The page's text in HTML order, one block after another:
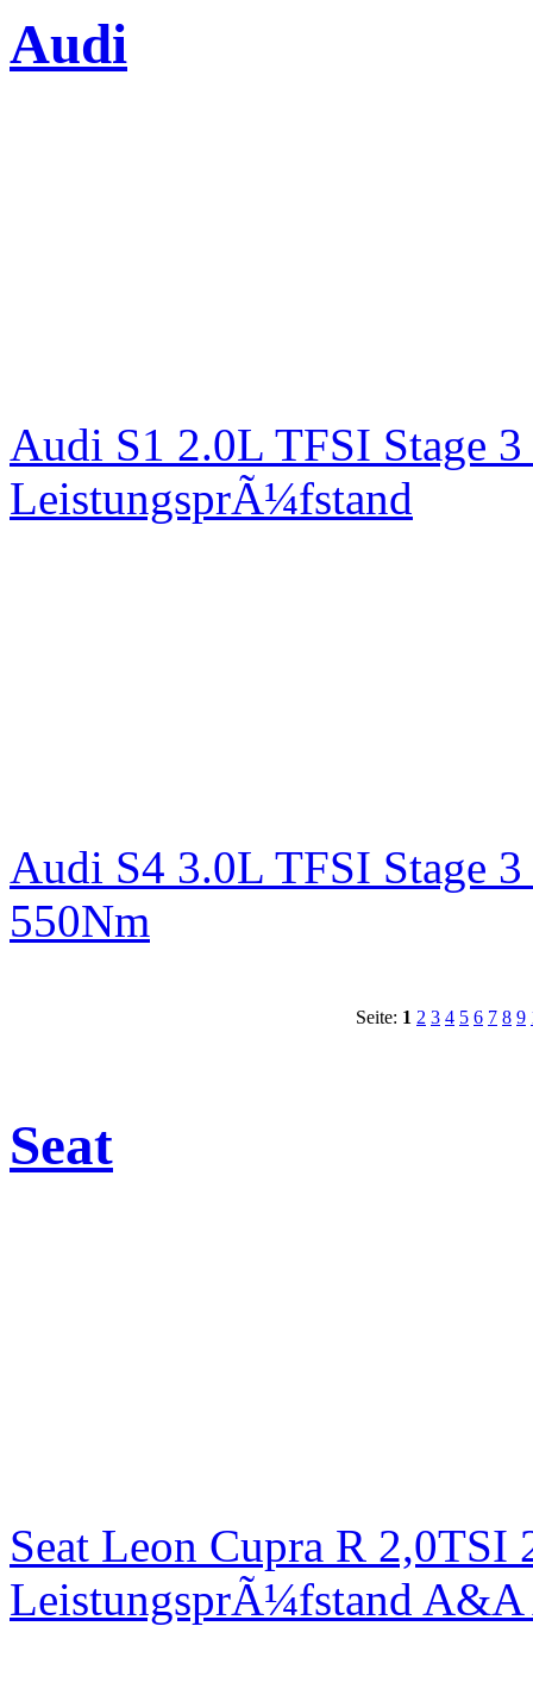
Audi
Audi S1 2.0L TFSI Stage
LeistungsprÃ¼fstand
Audi S4 3.0L TFSI Stage
550Nm
Seite: 1 2 3 4 5 6 7 8 9
Seat
Seat Leon Cupra R
LeistungsprÃ¼fstand